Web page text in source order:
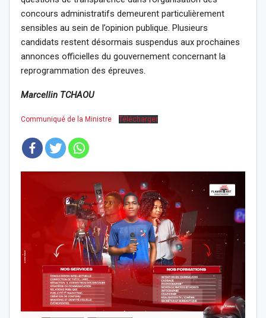
concours administratifs demeurent particulièrement
sensibles au sein de l’opinion publique. Plusieurs
candidats restent désormais suspendus aux prochaines
annonces officielles du gouvernement concernant la
reprogrammation des épreuves.
Marcellin TCHAOU
Communiqué de la Ministre Télécharger